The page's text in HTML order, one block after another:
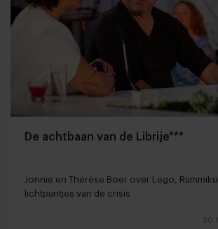
De achtbaan van de Librije***
Jonnie en Thérèse Boer over Lego,
lichtpuntjes van de crisis
30